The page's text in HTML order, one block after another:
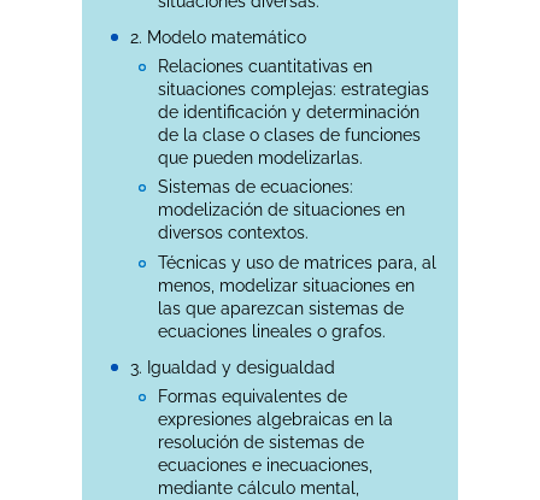
2. Modelo matemático
Relaciones cuantitativas en
situaciones complejas: estrategias
de identificación y determinación
de la clase o clases de funciones
que pueden modelizarlas.
Sistemas de ecuaciones:
modelización de situaciones en
diversos contextos.
Técnicas y uso de matrices para, al
menos, modelizar situaciones en
las que aparezcan sistemas de
ecuaciones lineales o grafos.
3. Igualdad y desigualdad
Formas equivalentes de
expresiones algebraicas en la
resolución de sistemas de
ecuaciones e inecuaciones,
mediante cálculo mental,